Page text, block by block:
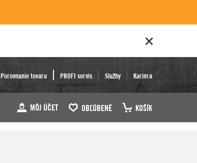
Porovnanie tovaru PROFI servis Služby Kariéra
MÔJ ÚČET OBĽÚBENÉ KOŠÍK